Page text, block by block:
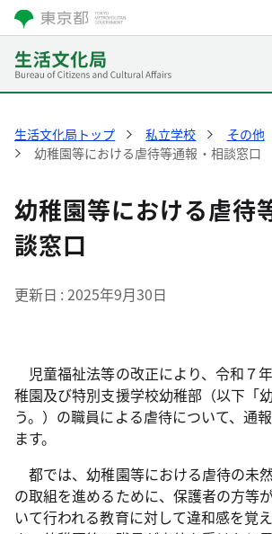
生活文化局トップ 私立学校
その他
幼稚園等における虐待等通報・相談窓口
幼稚園等における虐待
談窓口
更新日 2025年9月30日
児童福祉法等の改正により、令和７
稚園及び特別支援学校幼稚部（以下「
う。）の職員による虐待について、通
ます。
都では、幼稚園等における虐待の未
の取組を進めるために、保護者の方等
いて行われる教育に対して違和感を覚